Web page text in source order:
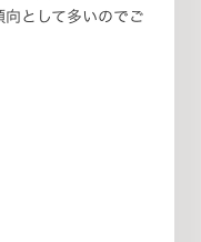
として多いのでご